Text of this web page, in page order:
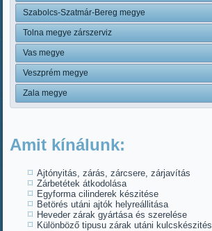
Szabolcs-Szatmár-Bereg megye
Tolna megye zárszerviz
Vas megye
Veszprém megye
Zala megye
Amit kínálunk:
Ajtónyitás, zárás, zárcsere, zárjavítás
Zárbetétek átkodolása
Egyforma cilinderek készitése
Betörés utáni ajtók helyreállitása
Heveder zárak gyártása és szerelése
Különböző tipusu zárak utáni kulcskészités